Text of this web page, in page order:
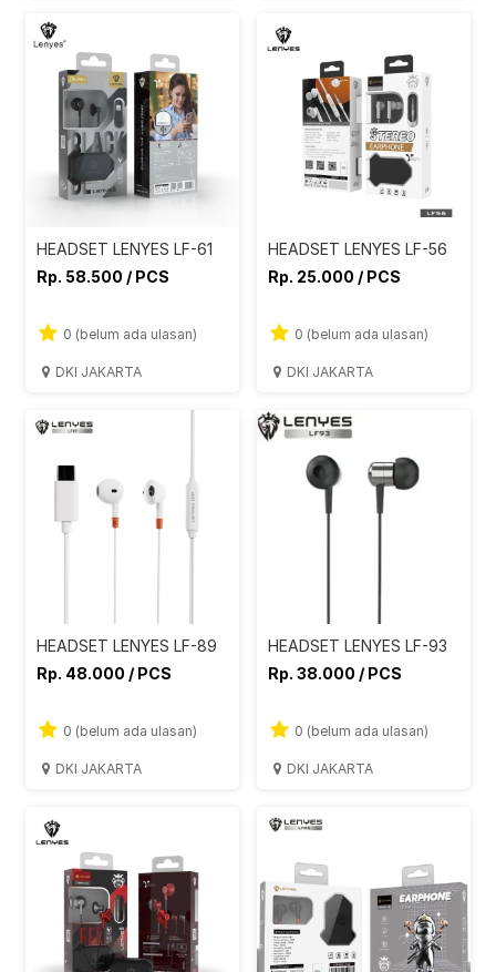
HEADSET LENYES LF-61
Rp. 58.500 / PCS
0 (belum ada ulasan)
DKI JAKARTA
HEADSET LENYES LF-56
Rp. 25.000 / PCS
0 (belum ada ulasan)
DKI JAKARTA
HEADSET LENYES LF-89
Rp. 48.000 / PCS
0 (belum ada ulasan)
DKI JAKARTA
HEADSET LENYES LF-93
Rp. 38.000 / PCS
0 (belum ada ulasan)
DKI JAKARTA